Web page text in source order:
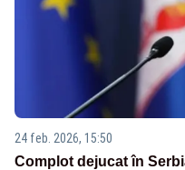
24 feb. 2026, 15:50
Complot dejucat în